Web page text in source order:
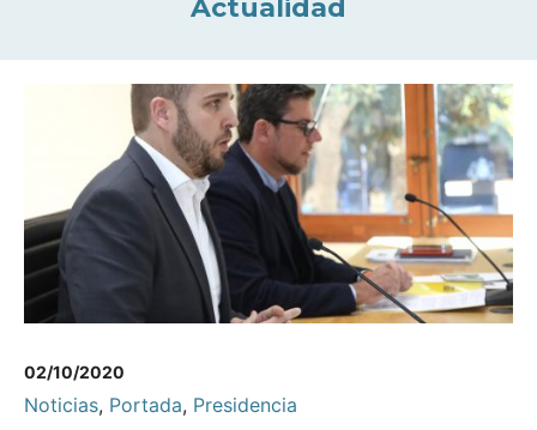
Actualidad
02/10/2020
Noticias, Portada, Presidencia